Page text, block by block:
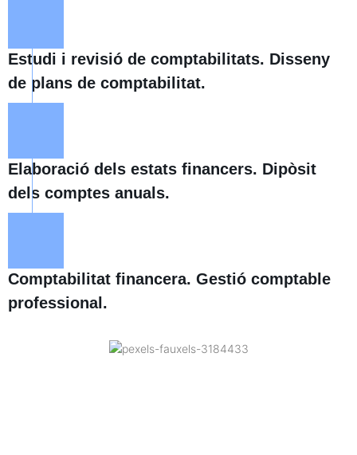
Estudi i revisió de comptabilitats. Disseny
de plans de comptabilitat.
Elaboració dels estats financers. Dipòsit
dels comptes anuals.
Comptabilitat financera. Gestió comptable
professional.